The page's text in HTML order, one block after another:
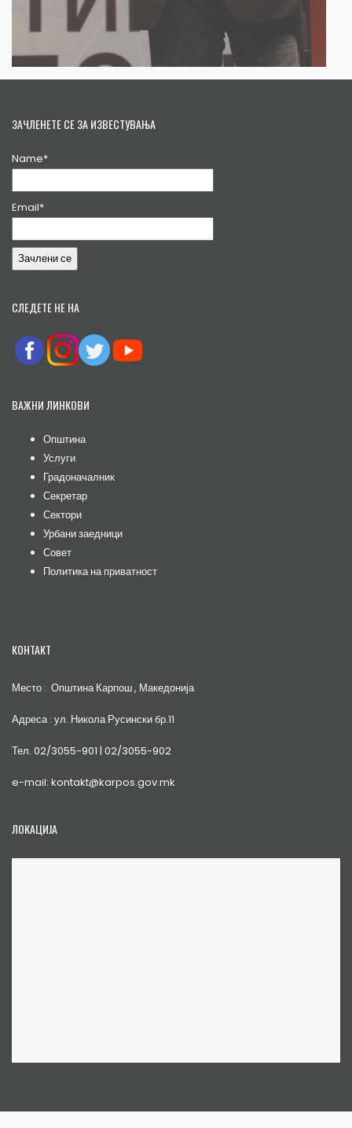
ЗАЧЛЕНЕТЕ СЕ ЗА ИЗВЕСТУВАЊА
Name*
Email*
СЛЕДЕТЕ НЕ НА
ВАЖНИ ЛИНКОВИ
Општина
Услуги
Градоначалник
Секретар
Сектори
Урбани заедници
Совет
Политика на приватност
КОНТАКТ
Место : Општина Карпош , Македонија
Адреса : ул. Никола Русински бр.11
Тел. 02/3055-901 | 02/3055-902
e-mail: kontakt@karpos.gov.mk
ЛОКАЦИЈА